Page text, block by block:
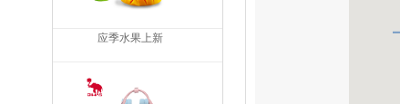
应季水果上新